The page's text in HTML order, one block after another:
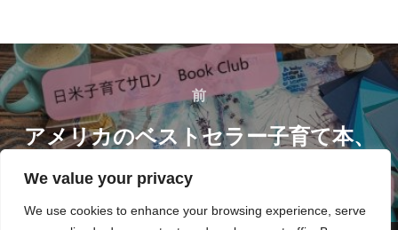
We value your privacy
We use cookies to enhance your browsing experience, serve
投
稿
ナ
ビ
ゲ
前
前
アメリカのベストセラー子育て本、
WBCを読むBook Club開催